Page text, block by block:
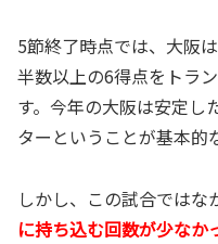
5節終了時点では、大阪
半数以上の6得点をトラ
す。今年の大阪は安定し
ターということが基本的
しかし、この試合ではな
に持ち込む回数が少なか